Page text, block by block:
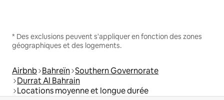
* Des exclusions peuvent s'appliquer en fonction des zones
géographiques et des logements.
Airbnb Bahreïn Southern Governorate
Durrat Al Bahrain
Locations moyenne et longue durée